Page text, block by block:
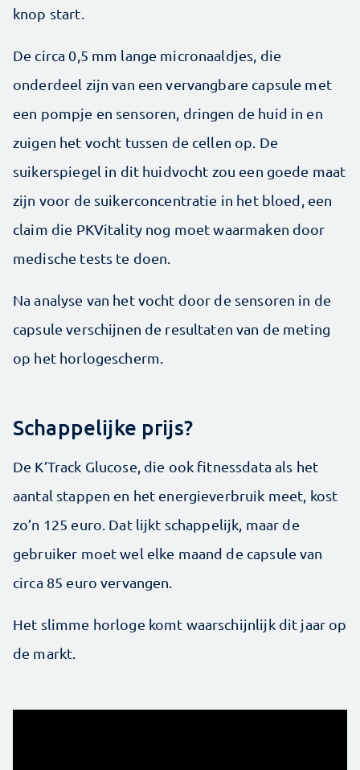
knop start.
De circa 0,5 mm lange micronaaldjes, die
onderdeel zijn van een vervangbare capsule met
een ­pompje en sensoren, dringen de huid in en
zuigen het vocht tussen de cellen op. De
suikerspiegel in dit huidvocht zou een goede maat
zijn voor de suiker­concentratie in het bloed, een
claim die PKVitality nog moet waar­maken door
medische tests te doen.
Na analyse van het vocht door de sensoren in de
capsule verschijnen de resultaten van de meting
op het horlogescherm.
Schappelijke prijs?
De K’Track Glucose, die ook fitnessdata als het
aantal stappen en het energieverbruik meet, kost
zo’n 125 euro. Dat lijkt schappelijk, maar de
gebruiker moet wel elke maand de capsule van
circa 85 euro vervangen.
Het slimme horloge komt waarschijnlijk dit jaar op
de markt.